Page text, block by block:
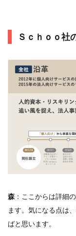
Ｓｃｈｏｏ社
森 ：ここからは詳細
ます。気になる点は
ばと思います。